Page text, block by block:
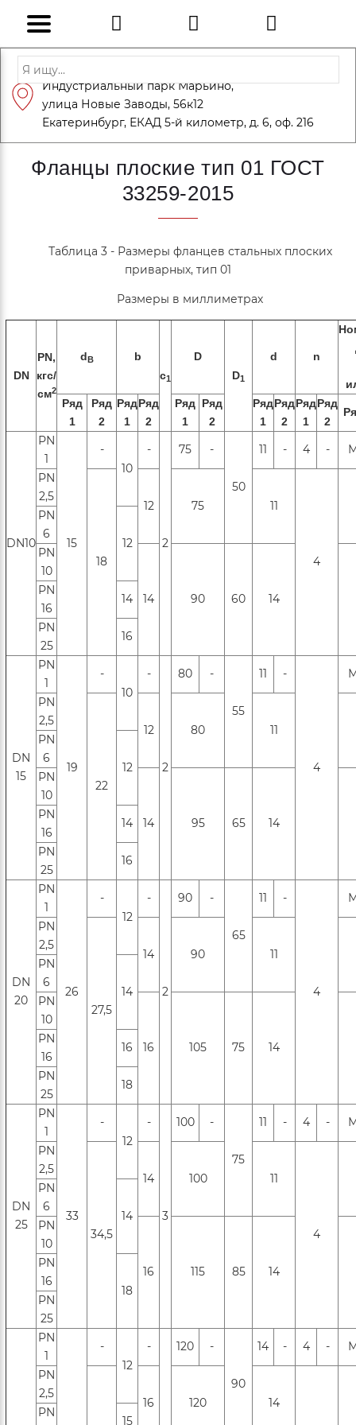
+7 (812) 600-10-15
info@eversteel.ru
Адрес: Санкт-Петербург, Петергоф,
Индустриальный парк Марьино,
улица Новые Заводы, 56к12
Екатеринбург, ЕКАД 5-й километр, д. 6, оф. 216
ЗАКАЗАТЬ ЗВОНОК
Фланцы плоские тип 01 ГОСТ
33259-2015
Таблица 3 - Размеры фланцев стальных плоских
приварных, тип 01
Размеры в миллиметрах
DN
PN,
кгс/
см2
dB
b
с1
D
D1
d n
Ряд
1
Ряд
2
Ряд
1
Ряд
2
Ряд
1
Ряд
2
Ряд
1
Ряд
2
Ряд
1
Ряд
2
DN10
РN
1
15
-
10
-
2
75 -
50
11 - 4 -
PN
2,5
18
12 75 11
4
PN
6
12
РN
10
14
90 60 14
РN
16
14
PN
25
16
DN
15
PN
1
19
-
10
-
2
80 -
55
11 -
4
PN
2,5
22
12 80 11
PN
6
12
РN
10
14
95 65 14
РN
16
14
PN
25
16
DN
20
PN
1
26
-
12
-
2
90 -
65
11 -
4
PN
2,5
27,5
14 90 11
PN
6
14
РN
10
16
105 75 14
РN
16
16
PN
25
18
DN
25
PN
1
33
-
12
-
3
100 -
75
11 - 4 -
PN
2,5
34,5
14 100 11
4
PN
6
14
РN
10
16
115 85 14
РN
16
18
PN
25
PN
1
-
12
- 120 -
90
14 - 4 -
PN
2,5
16 120 14
PN
15